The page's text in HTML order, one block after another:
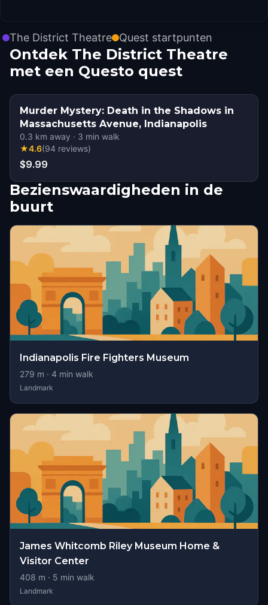
The District Theatre Quest startpunten
Ontdek The District Theatre
met een Questo quest
Murder Mystery: Death in the Shadows in
Massachusetts Avenue, Indianapolis
0.3 km away · 3 min walk
★4.6(94 reviews)
$9.99
Bezienswaardigheden in de
buurt
Indianapolis Fire Fighters Museum
279 m · 4 min walk
Landmark
James Whitcomb Riley Museum Home &
Visitor Center
408 m · 5 min walk
Landmark